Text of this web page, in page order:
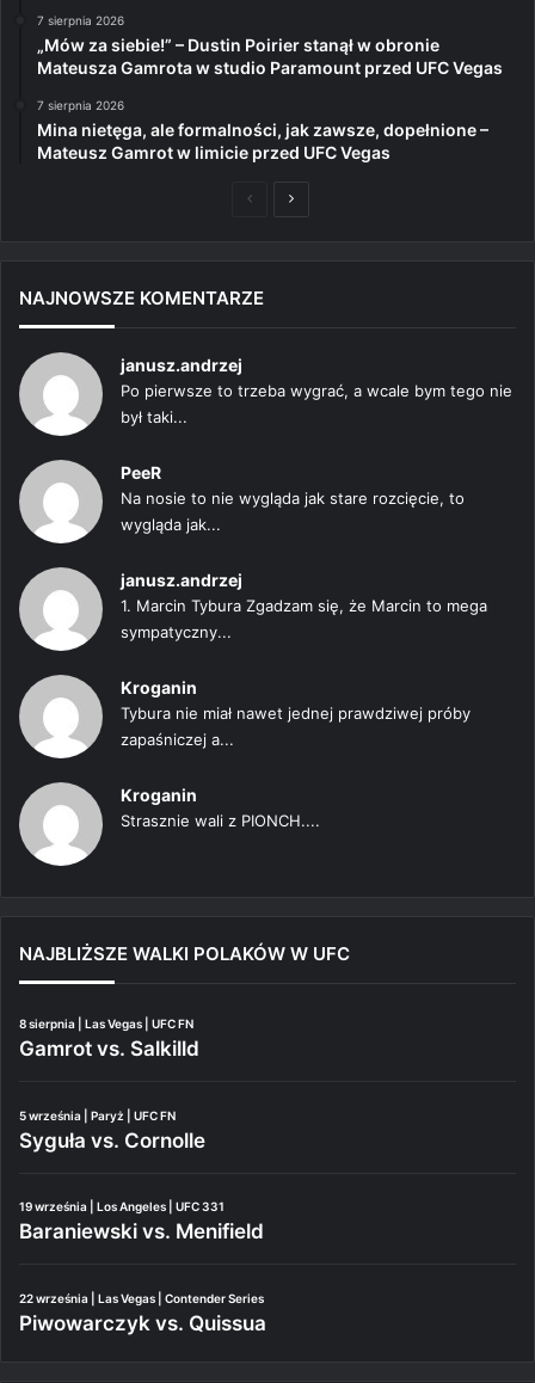
7 sierpnia 2026
„Mów za siebie!” – Dustin Poirier stanął w obronie
Mateusza Gamrota w studio Paramount przed UFC Vegas
7 sierpnia 2026
Mina nietęga, ale formalności, jak zawsze, dopełnione –
Mateusz Gamrot w limicie przed UFC Vegas
PoprzedniaNastępna
NAJNOWSZE KOMENTARZE
janusz.andrzej
Po pierwsze to trzeba wygrać, a wcale bym tego nie
był taki...
PeeR
Na nosie to nie wygląda jak stare rozcięcie, to
wygląda jak...
janusz.andrzej
1. Marcin Tybura Zgadzam się, że Marcin to mega
sympatyczny...
Kroganin
Tybura nie miał nawet jednej prawdziwej próby
zapaśniczej a...
Kroganin
Strasznie wali z PIONCH....
NAJBLIŻSZE WALKI POLAKÓW W UFC
8 sierpnia | Las Vegas | UFC FN
Gamrot vs. Salkilld
5 września | Paryż | UFC FN
Syguła vs. Cornolle
19 września | Los Angeles | UFC 331
Baraniewski vs. Menifield
22 września | Las Vegas | Contender Series
Piwowarczyk vs. Quissua